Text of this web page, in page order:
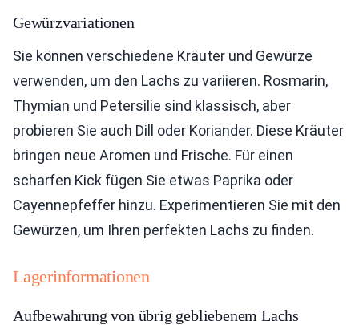
Gewürzvariationen
Sie können verschiedene Kräuter und Gewürze
verwenden, um den Lachs zu variieren. Rosmarin,
Thymian und Petersilie sind klassisch, aber
probieren Sie auch Dill oder Koriander. Diese Kräuter
bringen neue Aromen und Frische. Für einen
scharfen Kick fügen Sie etwas Paprika oder
Cayennepfeffer hinzu. Experimentieren Sie mit den
Gewürzen, um Ihren perfekten Lachs zu finden.
Lagerinformationen
Aufbewahrung von übrig gebliebenem Lachs